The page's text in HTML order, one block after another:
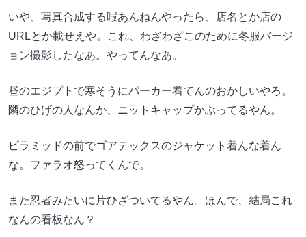
いや、写真合成する暇あんねんやったら、店名とか店の
URLとか載せえや。これ、わざわざこのために冬服バージ
ョン撮影したなあ。やってんなあ。
昼のエジプトで寒そうにパーカー着てんのおかしいやろ。
隣のひげの人なんか、ニットキャップかぶってるやん。
ピラミッドの前でゴアテックスのジャケット着んな着ん
な。ファラオ怒ってくんで。
また忍者みたいに片ひざついてるやん。ほんで、結局これ
なんの看板なん？